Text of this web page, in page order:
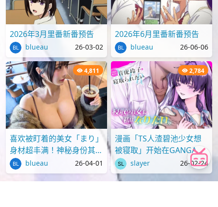
2026年3月里番新番预告
blueau 26-03-02
2026年6月里番新番预告
blueau 26-06-06
4,811
喜欢被盯着的美女「まり」
身材超丰满！神秘身份其实
才刚满18岁？
blueau 26-04-01
2,784
漫画「TS人渣碧池少女想
被寝取」开始在GANGAN
ONLINE上连载
slayer 26-02-24